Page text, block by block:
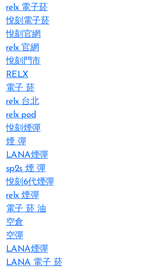
relx 電子菸
悅刻電子菸
悅刻官網
relx 官網
悅刻門市
RELX
電子 菸
relx 台北
relx pod
悅刻煙彈
煙 彈
LANA煙彈
sp2s 煙 彈​
悅刻6代煙彈
relx 煙彈
電子 菸 油
空倉
空彈
LANA煙彈
LANA 電子 菸​